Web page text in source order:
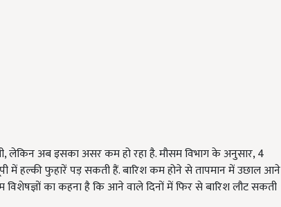
लेकिन अब इसका असर कम हो रहा है. मौसम विभाग के अनुसार, 4
में हल्की फुहारें पड़ सकती हैं. बारिश कम होने से तापमान में उछाल आने
का कहना है कि आने वाले दिनों में फिर से बारिश लौट सकती